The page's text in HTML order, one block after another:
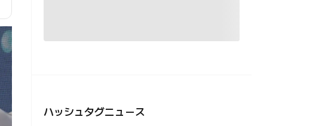
ハッシュタグニュース